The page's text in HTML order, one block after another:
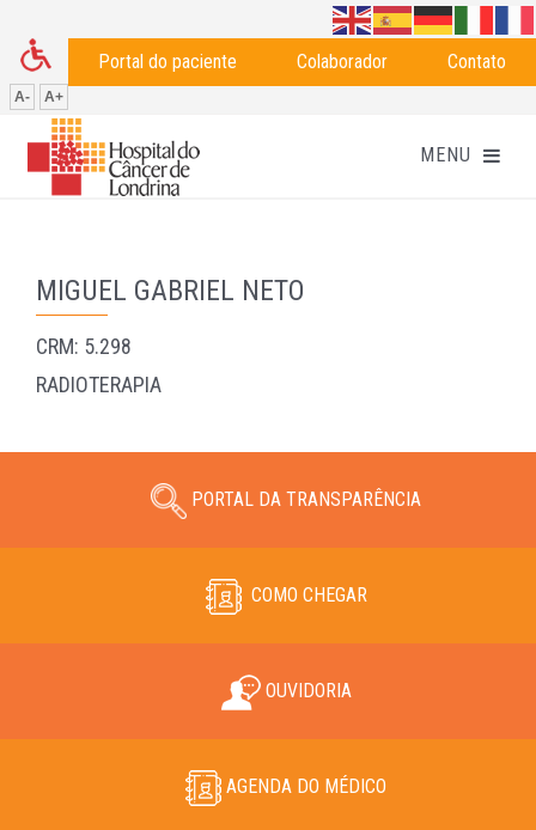
Portal do paciente Colaborador Contato
A- A+
MIGUEL GABRIEL NETO
CRM: 5.298
RADIOTERAPIA
PORTAL DA TRANSPARÊNCIA
COMO CHEGAR
OUVIDORIA
AGENDA DO MÉDICO